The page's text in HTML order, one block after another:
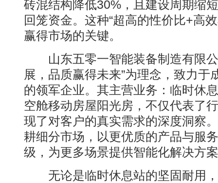
砖混结构降低30%，且建设周期缩
回笼资金。这种“超高的性价比+高
赢得市场的关键。
山东五零一智能装备制造有限公
展，品质赢得未来”为理念，致力于
的领军企业。其主营业务：临时休
空舱移动房屋阳光房，不仅代表了
现了对客户的真实需求的深度洞察
耕细分市场，以更优质的产品与服
级，为更多场景提供智能化解决方
无论是临时休息站的坚固耐用，